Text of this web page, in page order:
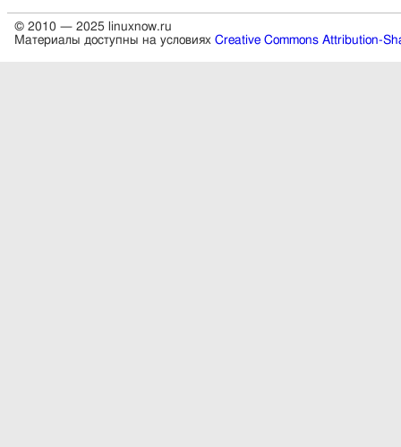
© 2010 — 2025 linuxnow.ru
Материалы доступны на условиях Creative Commons Attribution-